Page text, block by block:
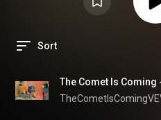
Sort
The Comet Is Coming